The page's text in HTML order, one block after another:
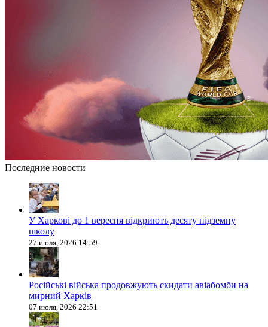
Последние новости
У Харкові до 1 вересня відкриють десяту підземну
школу
27 июля, 2026 14:59
Російські війська продовжують скидати авіабомби на
мирний Харків
07 июля, 2026 22:51